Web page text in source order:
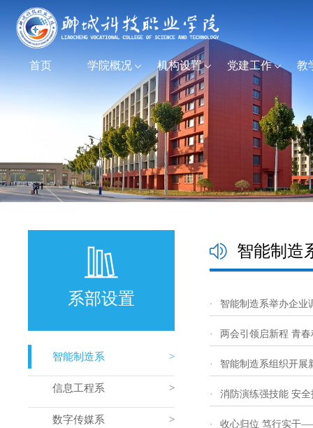
首页 学院概况 机构设置 党建工作 教
系部设置
智能制造系
信息工程系
数字传媒系
智能制造
· 智能制造系举办企业
· 两会引领启新程 青
· 智能制造系组织开展
· 消防演练强技能 安
· 收心归位 笃行实干